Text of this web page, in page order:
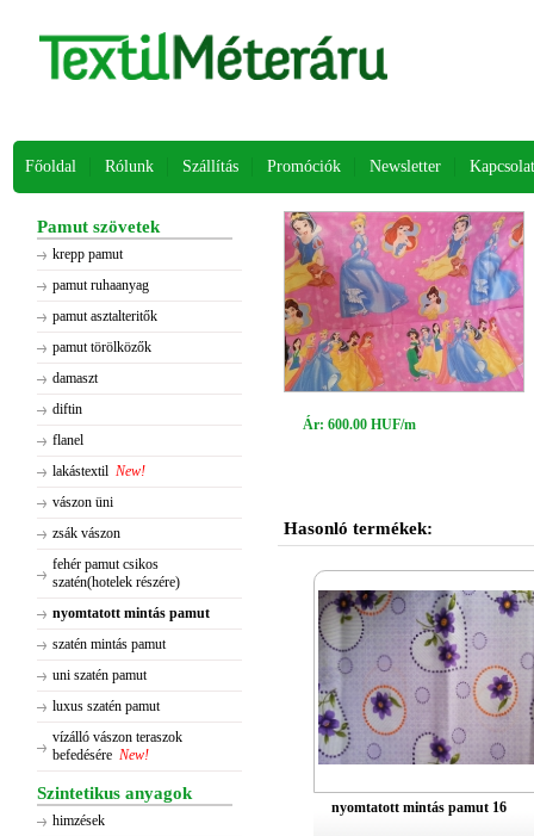
Főoldal Rólunk Szállítás Promóciók Newsletter Kapcsolat
Pamut szövetek
krepp pamut
pamut ruhaanyag
pamut asztalteritők
pamut törölközők
damaszt
diftin
flanel
lakástextil New!
vászon üni
zsák vászon
fehér pamut csikos
szatén(hotelek részére)
nyomtatott mintás pamut
szatén mintás pamut
uni szatén pamut
luxus szatén pamut
vízálló vászon teraszok
befedésére New!
Szintetikus anyagok
himzések
Ár: 600.00 HUF/m
Hasonló termékek:
nyomtatott mintás pamut 16